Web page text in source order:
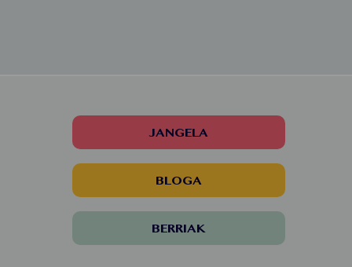
JANGELA
BLOGA
BERRIAK